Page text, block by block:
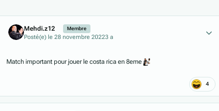
Mehdi.z12 Membre
Posté(e) le 28 novembre 20223 a
Match important pour jouer le costa rica en 8eme
4